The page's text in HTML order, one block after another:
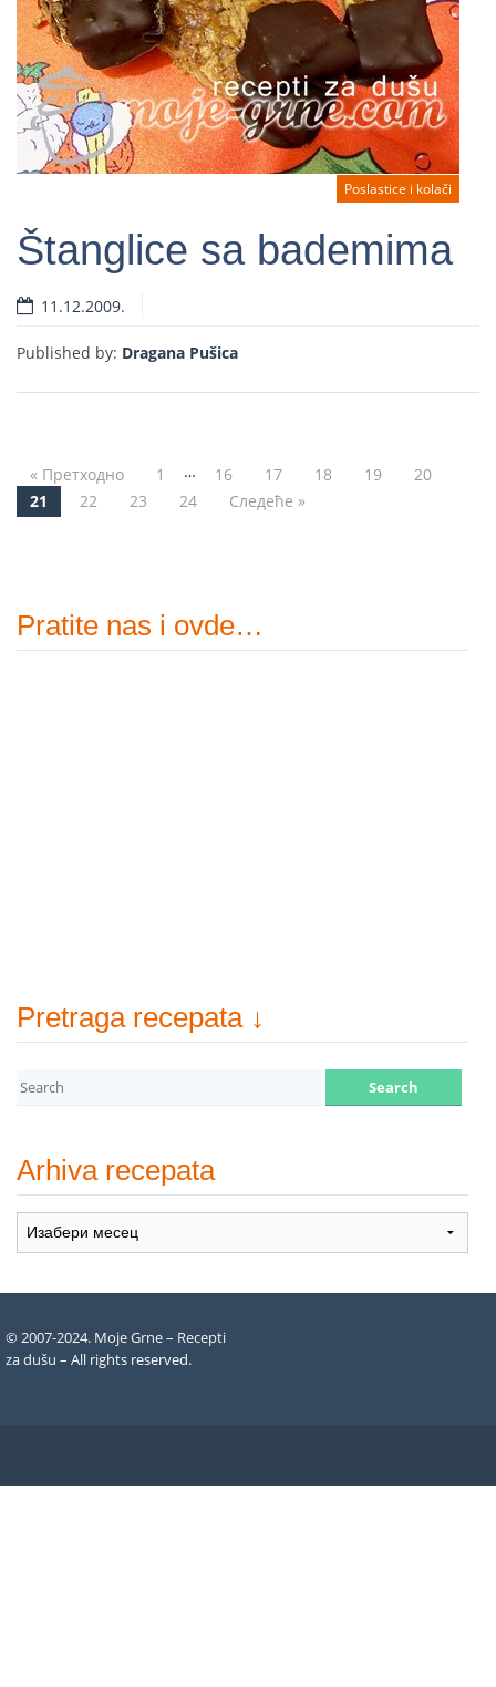
Poslastice i kolači
Štanglice sa bademima
11.12.2009.
Published by: Dragana Pušica
Post navigation
« Претходно 1 … 16 17 18 19
20
21
22 23 24 Следеће »
Pratite nas i ovde…
Pretraga recepata ↓
Arhiva recepata
Arhiva
recepata
© 2007-2024. Moje Grne – Recepti
za dušu – All rights reserved.